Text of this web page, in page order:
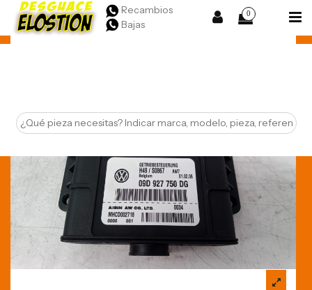
Recambios
Bajas
0